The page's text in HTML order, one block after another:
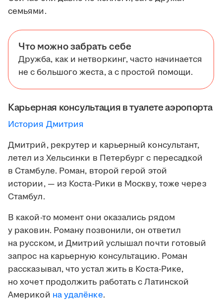
семьями.
Что можно забрать себе
Дружба, как и нетворкинг, часто начинается
не с большого жеста, а с простой помощи.
Карьерная консультация в туалете аэропорта
История Дмитрия
Дмитрий, рекрутер и карьерный консультант,
летел из Хельсинки в Петербург с пересадкой
в Стамбуле. Роман, второй герой этой
истории, — из Коста-Рики в Москву, тоже через
Стамбул.
В какой-то момент они оказались рядом
у раковин. Роману позвонили, он ответил
на русском, и Дмитрий услышал почти готовый
запрос на карьерную консультацию. Роман
рассказывал, что устал жить в Коста-Рике,
но хочет продолжить работать с Латинской
Америкой на удалёнке.